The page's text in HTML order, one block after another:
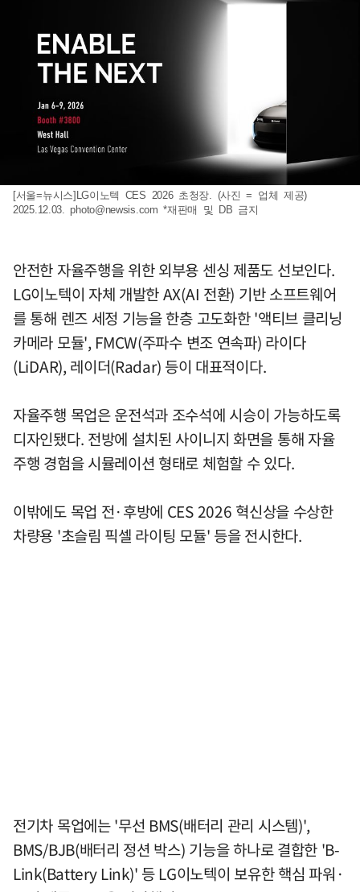
[서울=뉴시스]LG이노텍 CES 2026 초청장. (사진 = 업체 제공)
2025.12.03.photo@newsis.com *재판매 및 DB 금지
안전한 자율주행을 위한 외부용 센싱 제품도 선보인다.
LG이노텍이 자체 개발한 AX(AI 전환) 기반 소프트웨어
를 통해 렌즈 세정 기능을 한층 고도화한 '액티브 클리닝
카메라 모듈', FMCW(주파수 변조 연속파) 라이다
(LiDAR), 레이더(Radar) 등이 대표적이다.
자율주행 목업은 운전석과 조수석에 시승이 가능하도록
디자인됐다. 전방에 설치된 사이니지 화면을 통해 자율
주행 경험을 시뮬레이션 형태로 체험할 수 있다.
이밖에도 목업 전·후방에 CES 2026 혁신상을 수상한
차량용 '초슬림 픽셀 라이팅 모듈' 등을 전시한다.
전기차 목업에는 '무선 BMS(배터리 관리 시스템)',
BMS/BJB(배터리 정션 박스) 기능을 하나로 결합한 'B-
Link(Battery Link)' 등 LG이노텍이 보유한 핵심 파워·